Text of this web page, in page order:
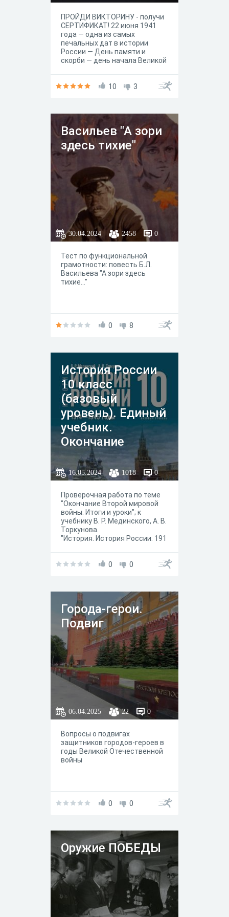
ПРОЙДИ ВИКТОРИНУ - получи
СЕРТИФИКАТ! 22 июня 1941
года — одна из самых
печальных дат в истории
России — День памяти и
скорби — день начала Великой
погибших в боях, замученных в
Мы скорбим по всем, кто
ценой своей жизни выполнил
святой долг, защищая в те
суровые годы своё Отечество.
В преддверии этого дня
Детская библиотека
предлагает пройти викторину
"Дорога памяти длинной в 4
года". Каждому участнику -
СЕРТИФИКАТ!
10 3
Васильев "А зори
здесь тихие"
30.04.2024 2458 0
Тест по функциональной
грамотности: повесть Б.Л.
Васильева "А зори здесь
тихие..."
0 8
История России
10 класс
(базовый
уровень). Единый
учебник.
Окончание
Второй мировой
войны. Итоги и
уроки
16.05.2024 1018 0
Проверочная работа по теме
"Окончание Второй мировой
войны. Итоги и уроки"; к
учебнику В. Р. Мединского, А. В.
Торкунова.
"История. История России. 191
0
0
Города-герои.
Подвиг
06.04.2025 22 0
Вопросы о подвигах
защитников городов-героев в
годы Великой Отечественной
войны
0 0
Оружие ПОБЕДЫ